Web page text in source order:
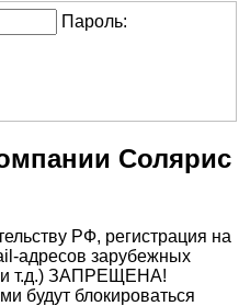
Пароль:
Солярис
РФ, регистрация на
адресов зарубежных
и т.д.) ЗАПРЕЩЕНА!
будут блокироваться